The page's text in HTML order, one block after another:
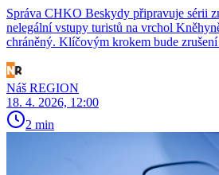
Správa CHKO Beskydy připravuje sérii
nelegální vstupy turistů na vrchol
chráněný. Klíčovým krokem bude
Náš REGION
18. 4. 2026, 12:00
2 min